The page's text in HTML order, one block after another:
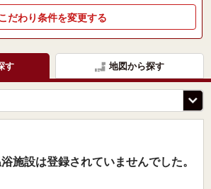
だわり条件を変更する
す 地図から探す
施設は登録されていませんでした。